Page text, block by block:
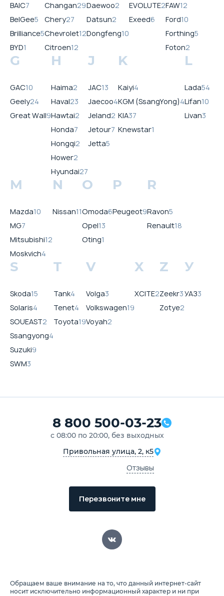
BAIC7
BelGee5
Brilliance5
BYD1
Changan29
Chery27
Chevrolet12
Citroen12
Daewoo2
Datsun2
Dongfeng10
EVOLUTE2
Exeed6
FAW12
Ford10
Forthing5
Foton2
G
GAC10
Geely24
Great Wall9
H
Haima2
Haval23
Hawtai2
Honda7
Hongqi2
Hower2
Hyundai27
J
JAC13
Jaecoo4
Jeland2
Jetour7
Jetta5
K
Kaiyi4
KGM (SsangYong)4
KIA37
Knewstar1
L
Lada54
Lifan10
Livan3
M
Mazda10
MG7
Mitsubishi12
Moskvich4
N
Nissan11
O
Omoda6
Opel13
Oting1
P
Peugeot9
R
Ravon5
Renault18
S
Skoda15
Solaris4
SOUEAST2
Ssangyong4
Suzuki9
SWM3
T
Tank4
Tenet4
Toyota19
V
Volga3
Volkswagen19
Voyah2
X
XCITE2
Z
Zeekr3
Zotye2
У
УАЗ3
8 800 500-03-23
с 08:00 по 20:00, без выходных
Привольная улица, 2, к5
Отзывы
Перезвоните мне
Обращаем ваше внимание на то, что данный интернет-сайт
носит исключительно информационный характер и ни при